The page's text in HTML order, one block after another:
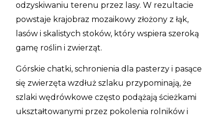
odzyskiwaniu terenu przez lasy. W rezultacie
powstaje krajobraz mozaikowy złożony z łąk,
lasów i skalistych stoków, który wspiera szeroką
gamę roślin i zwierząt.
Górskie chatki, schronienia dla pasterzy i pasące
się zwierzęta wzdłuż szlaku przypominają, że
szlaki wędrówkowe często podążają ścieżkami
ukształtowanymi przez pokolenia rolników i